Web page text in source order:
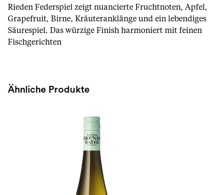
Rieden Federspiel zeigt nuancierte Fruchtnoten, Apfel,
Grapefruit, Birne, Kräuteranklänge und ein lebendiges
Säurespiel. Das würzige Finish harmoniert mit feinen
Fischgerichten
Ähnliche Produkte